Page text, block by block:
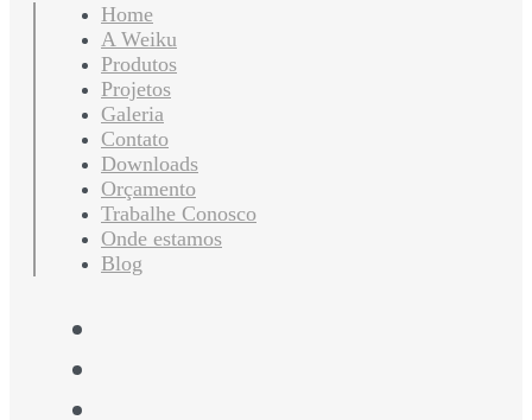
Home
A Weiku
Produtos
Projetos
Galeria
Contato
Downloads
Orçamento
Trabalhe Conosco
Onde estamos
Blog